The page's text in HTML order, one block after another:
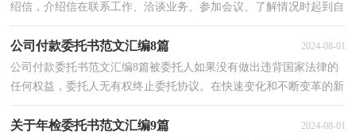
绍信，介绍信在联系工作、洽谈业务、参加会议、了解情况时起到自
公司付款委托书范文汇编8篇 2024-08-01
公司付款委托书范文汇编8篇被委托人如果没有做出违背国家法律的
任何权益，委托人无有权终止委托协议。在快速变化和不断变革的新
关于年检委托书范文汇编9篇 2024-08-01